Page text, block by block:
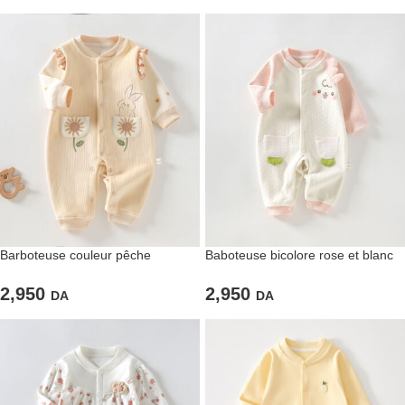
Barboteuse couleur pêche
2,950 DA
Baboteuse bicolore rose et blanc
2,950 DA